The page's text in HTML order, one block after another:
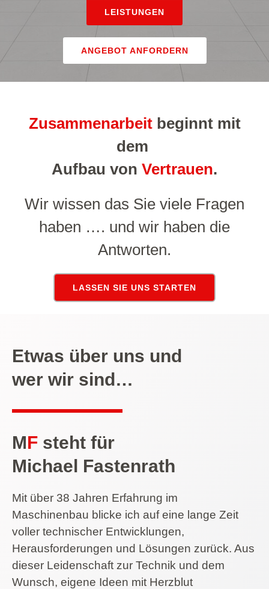
LEISTUNGEN
ANGEBOT ANFORDERN
Zusammenarbeitbeginnt mit
dem
Aufbau von Vertrauen.
Wir wissen das Sie viele Fragen
haben …. und wir haben die
Antworten.
LASSEN SIE UNS STARTEN
Etwas über uns und
wer wir sind…
MF steht für
Michael Fastenrath
Mit über 38 Jahren Erfahrung im
Maschinenbau blicke ich auf eine lange Zeit
voller technischer Entwicklungen,
Herausforderungen und Lösungen zurück. Aus
dieser Leidenschaft zur Technik und dem
Wunsch, eigene Ideen mit Herzblut